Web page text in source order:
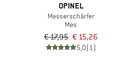
OPINEL
Messerschärfer
Mes
€ 17,95 € 15,26
5,0(1)